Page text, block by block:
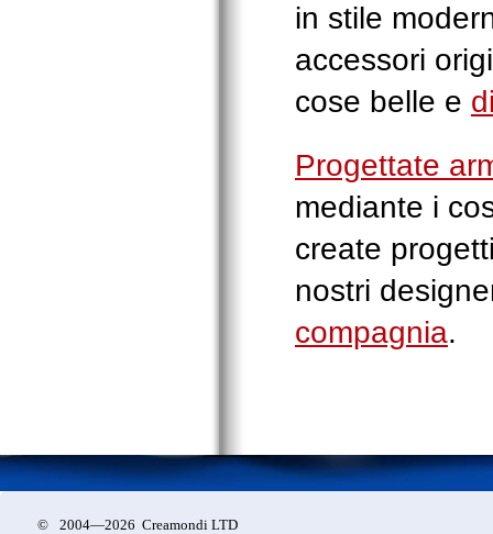
in stile
accessori
cose belle e
Progettate
mediante i
create
nostri
compagnia.
© 2004—2026 Creamondi LTD